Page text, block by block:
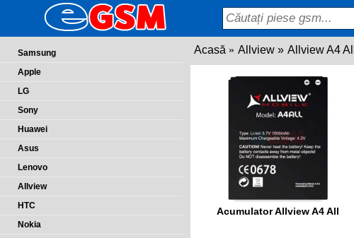
Samsung
Apple
LG
Sony
Huawei
Asus
Lenovo
Allview
HTC
Nokia
Acasă Allview Allview A4 All
Acumulator Allview A4 All